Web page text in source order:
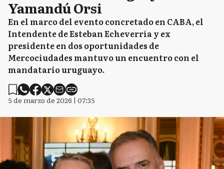
Yamandú Orsi
En el marco del evento concretado en CABA, el
Intendente de Esteban Echeverría y ex
presidente en dos oportunidades de
Mercociudades mantuvo un encuentro con el
mandatario uruguayo.
5 de marzo de 2026 | 07:35